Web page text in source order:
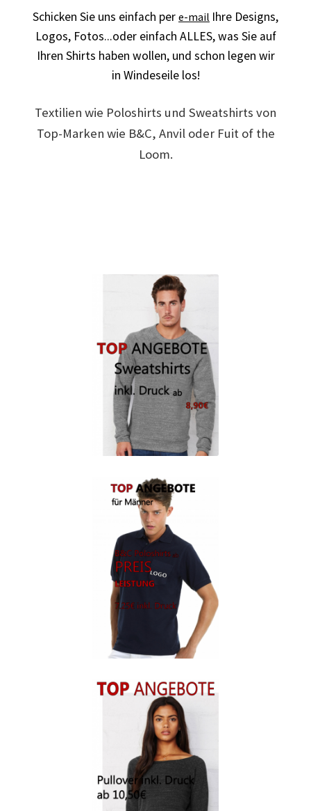
Arbeitskleidung BEDRUCKEN Leonberg / Berufsbekleidung
Arbeitskleidung bedrucken Much – Firmenlogo
Arbeitskleidung bedrucken Oldenburg – Firmenlogo
Arbeitskleidung BEDRUCKEN Sindelfingen /
Arbeitskleidung BEDRUCKEN STUTTGART /
Arbeitskleidung BEDRUCKEN WAIBLINGEN /
Arbeitskleidung bedrucken Wilhelmshaven – Firmenlogo
Arbeitskleidung bedrucken Wolfsburg – Firmenlogo
Arbeitspullover bedrucken
Arbeitsshirts bedrucken – Arbeitskleidung
Ärzte T Shirts Kaufen – Motive selber gestalten und
Autorennen T-Shirts Kaufen selber gestalten und
Babykleidung Kaufen – Motive selber gestalten und
Backen – Bäcker T Shirts Kaufen – Motive selber gestalten
Schicken Sie uns einfach per e-mail Ihre Designs,
Logos, Fotos...oder einfach ALLES,was Sie auf
Ihren Shirts haben wollen, und schon legen wir
in Windeseile los!
Textilien wie Poloshirts und Sweatshirts von
Top-Marken wie B&C, Anvil oder Fuit of the
Loom.